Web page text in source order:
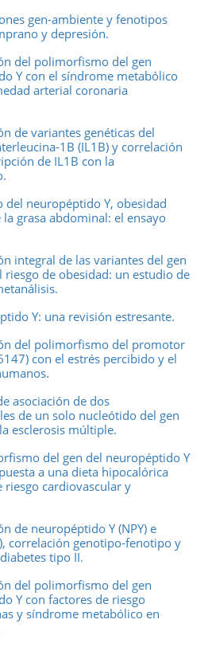
gen-ambiente y fenotipos
y depresión.
del polimorfismo del gen
Y con el síndrome metabólico
arterial coronaria
de variantes genéticas del
1B (IL1B) y correlación
de IL1B con la
del neuropéptido Y, obesidad
grasa abdominal: el ensayo
integral de las variantes del gen
riesgo de obesidad: un estudio de
Y: una revisión estresante.
del polimorfismo del promotor
con el estrés percibido y el
asociación de dos
de un solo nucleótido del gen
esclerosis múltiple.
del gen del neuropéptido Y
a una dieta hipocalórica
cardiovascular y
de neuropéptido Y (NPY) e
correlación genotipo-fenotipo y
tipo II.
del polimorfismo del gen
Y con factores de riesgo
y síndrome metabólico en